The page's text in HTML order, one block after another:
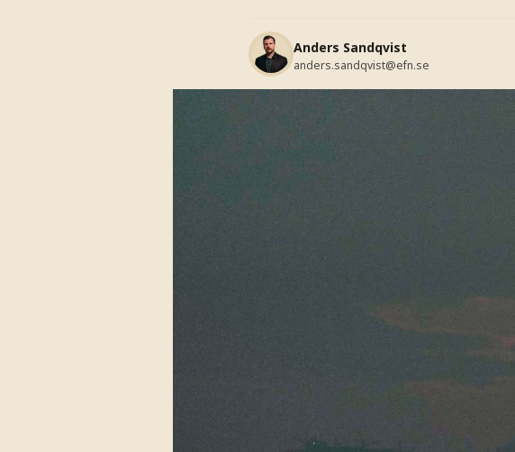
Anders Sandqvist
anders.sandqvist@efn.se